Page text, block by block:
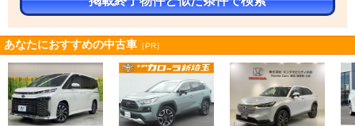
あなたにおすすめの中古車 ［PR］